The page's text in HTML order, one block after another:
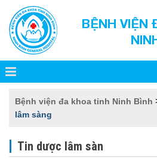
BỆNH VIỆN
Bệnh viện đa khoa tỉnh Ninh Bình
lâm sàng
Tin dược lâm sàn